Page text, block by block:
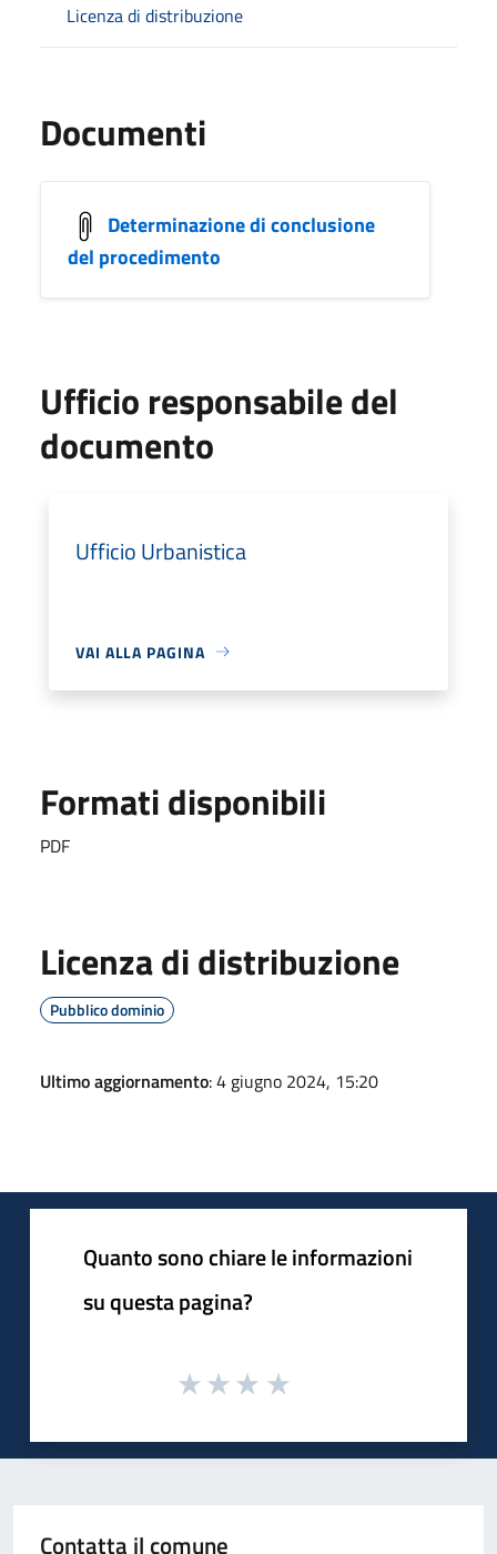
Licenza di distribuzione
Documenti
Determinazione di conclusione
del procedimento
Ufficio responsabile del
documento
Ufficio Urbanistica
VAI ALLA PAGINA
Formati disponibili
PDF
Licenza di distribuzione
Pubblico dominio
Ultimo aggiornamento: 4 giugno 2024, 15:20
Quanto sono chiare le informazioni
su questa pagina?
Contatta il comune